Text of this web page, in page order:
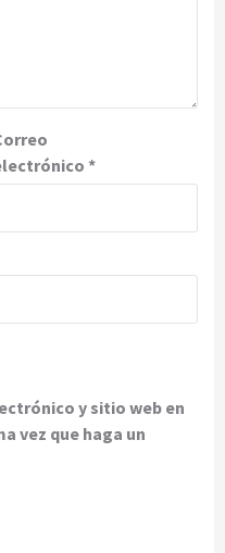
*
y sitio web en
vez que haga un